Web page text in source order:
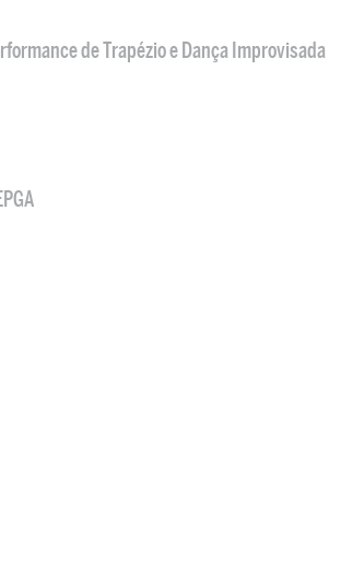
de Trapézio e Dança Improvisada